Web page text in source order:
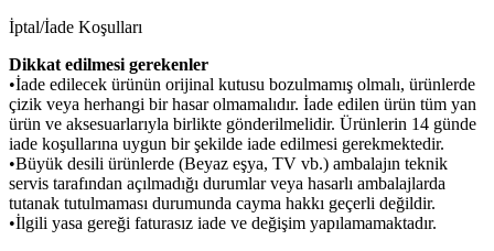
İptal/İade Koşulları
Dikkat edilmesi gerekenler
•İade edilecek ürünün orijinal kutusu bozulmamış olmalı, ürünlerde
çizik veya herhangi bir hasar olmamalıdır. İade edilen ürün tüm yan
ürün ve aksesuarlarıyla birlikte gönderilmelidir. Ürünlerin 14 günde
iade koşullarına uygun bir şekilde iade edilmesi gerekmektedir.
•Büyük desili ürünlerde (Beyaz eşya, TV vb.) ambalajın teknik
servis tarafından açılmadığı durumlar veya hasarlı ambalajlarda
tutanak tutulmaması durumunda cayma hakkı geçerli değildir.
•İlgili yasa gereği faturasız iade ve değişim yapılamamaktadır.